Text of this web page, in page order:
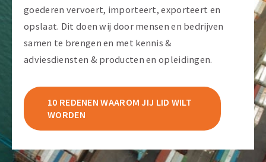
goederen vervoert, importeert, exporteert en
opslaat. Dit doen wij door mensen en bedrijven
samen te brengen en met kennis &
adviesdiensten & producten en opleidingen.
10 REDENEN WAAROM JIJ LID WILT
WORDEN